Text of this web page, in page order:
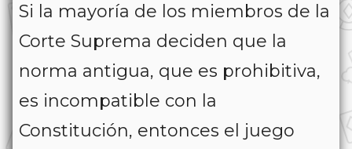
Si la mayoría de los miembros de la
Corte Suprema deciden que la
norma antigua, que es prohibitiva,
es incompatible con la
Constitución, entonces el juego